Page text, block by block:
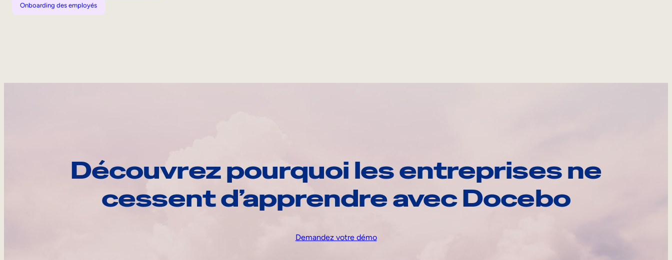
Onboarding des employés
Découvrez pourquoi les entreprises ne
cessent d’apprendre avec Docebo
Demandez votre démo